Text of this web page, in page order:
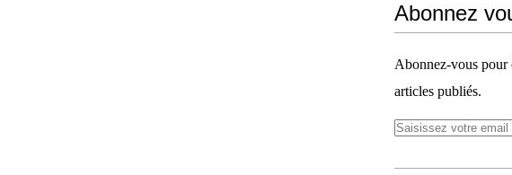
Abonnez
Abonnez-vous pour
articles publiés.